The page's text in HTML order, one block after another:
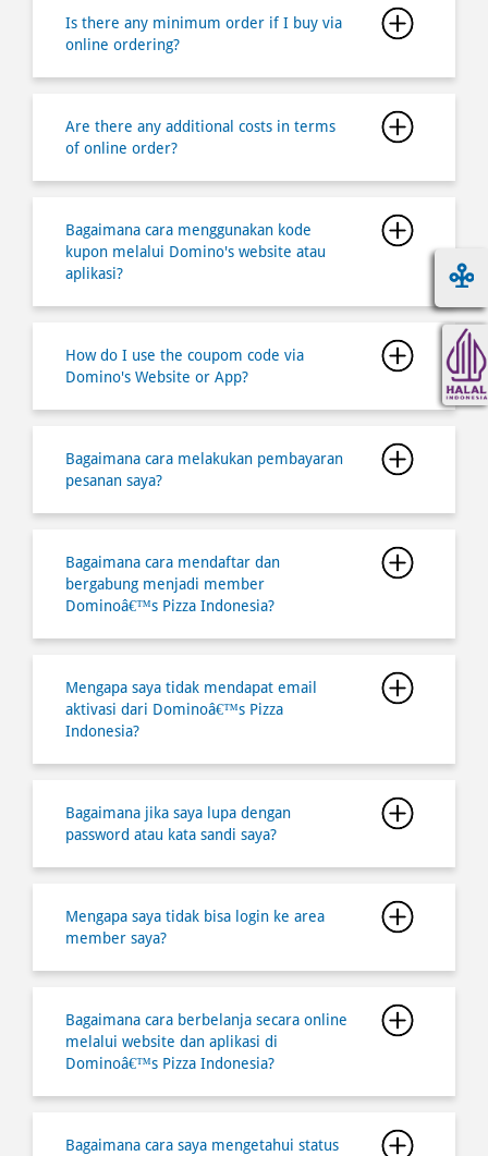
of online order?
kupon melalui Domino's website atau
aplikasi?
How do I use the coupom code via
Domino's Website or App?
pesanan saya?
bergabung menjadi member
Dominoâ€™s Pizza Indonesia?
Mengapa saya tidak mendapat email
aktivasi dari Dominoâ€™s Pizza
Indonesia?
Bagaimana jika saya lupa dengan
password atau kata sandi saya?
member saya?
melalui website dan aplikasi di
Dominoâ€™s Pizza Indonesia?
Bagaimana cara saya mengetahui status
pesanan saya?
melalui online dengan datang langsung